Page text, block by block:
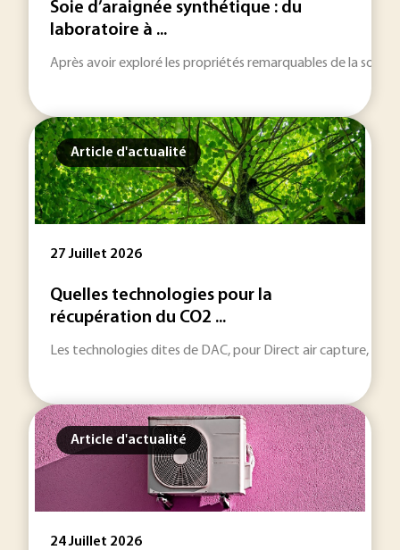
Soie d’araignée synthétique : du
laboratoire à ...
Après avoir exploré les propriétés remarquables de la soie
Article d'actualité
27 Juillet 2026
Quelles technologies pour la
récupération du CO2 ...
Les technologies dites de DAC, pour Direct air capture,
Article d'actualité
24 Juillet 2026